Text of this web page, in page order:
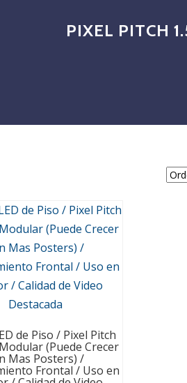
PIXEL PITCH
de Piso / Pixel Pitch
(Puede Crecer
Mas Posters) /
Frontal / Uso en